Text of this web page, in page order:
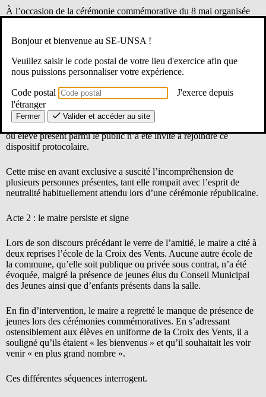
À l’occasion de la cérémonie commémorative du 8 mai organisée
déroulement officiel de l’événement.
Acte 1 : la stupéfaction
Avant le salut aux corps constitués, Monsieur le Maire a appelé
avec insistance les élèves de l’établissement de la Croix des Vents
(école catholique traditionaliste hors contrat) afin qu’ils viennent se
placer, avec leur abbé, derrière les élus présents. Aucun autre enfant
ou élève présent parmi le public n’a été invité à rejoindre ce
dispositif protocolaire.
Cette mise en avant exclusive a suscité l’incompréhension de
plusieurs personnes présentes, tant elle rompait avec l’esprit de
neutralité habituellement attendu lors d’une cérémonie républicaine.
Acte 2 : le maire persiste et signe
Lors de son discours précédant le verre de l’amitié, le maire a cité à
deux reprises l’école de la Croix des Vents. Aucune autre école de
la commune, qu’elle soit publique ou privée sous contrat, n’a été
évoquée, malgré la présence de jeunes élus du Conseil Municipal
des Jeunes ainsi que d’enfants présents dans la salle.
En fin d’intervention, le maire a regretté le manque de présence de
jeunes lors des cérémonies commémoratives. En s’adressant
ostensiblement aux élèves en uniforme de la Croix des Vents, il a
souligné qu’ils étaient « les bienvenus » et qu’il souhaitait les voir
venir « en plus grand nombre ».
Ces différentes séquences interrogent.
Bonjour et bienvenue au SE-UNSA !
Veuillez saisir le code postal de votre lieu d'exercice afin que
nous puissions personnaliser votre expérience.
Code postal
J'exerce depuis
l'étranger
Fermer Valider et accéder au site